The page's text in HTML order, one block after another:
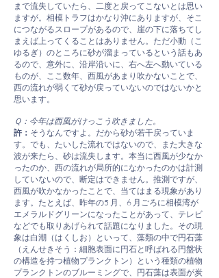
まで流失していたら、二度と戻ってこないとは思い
ますが。相模トラフはかなり沖にありますが、そこ
につながるスロープがあるので、崖の下に落ちてし
まえば上ってくることはありません。ただ小動（こ
ゆるぎ）のところに砂が溜まっているという話もあ
るので、意外に、沿岸沿いに、右へ左へ動いている
ものが、ここ数年、西風があまり吹かないことで、
西の流れが弱くて砂が戻っていないのではないかと
思います。
Ｑ：今年は西風がけっこう吹きました。
許： そうなんですよ。だから砂が若干戻っていま
す。でも、たいした流れではないので、また大きな
波が来たら、砂は流失します。本当に西風が少なか
ったのか、西の流れが局所的になかったのかは計測
していないので、断定はできません。推測ですが、
西風が吹かなかったことで、当てはまる現象があり
ます。たとえば、昨年の5 月、6 月ごろに相模湾が
エメラルドグリーンになったことがあって、テレビ
などでも取りあげられて話題になりました。その現
象は白潮（はくしお）といって、藻類の中で円石藻
（えんせきそう：細胞表面に円石と呼ばれる円盤状
の構造を持つ植物プランクトン）という種類の植物
プランクトンのブルーミングで、円石藻は表面が炭